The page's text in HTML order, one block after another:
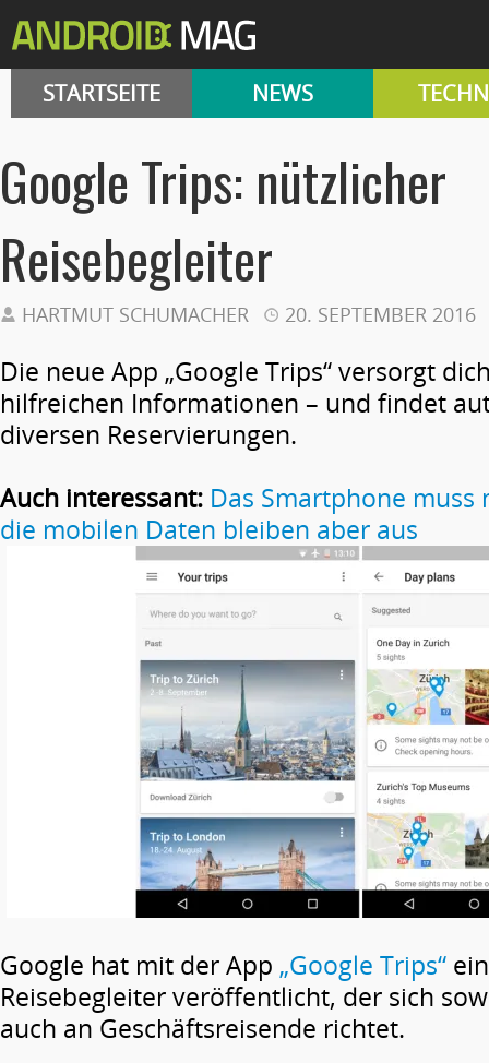
STARTSEITE NEWS
Google Trips: nützlicher
Reisebegleiter
HARTMUT SCHUMACHER 20. SEPTEMBER 2016
Die neue App „Google Trips“ versorgt
hilfreichen Informationen – und findet
diversen Reservierungen.
Auch interessant: Das Smartphone
die mobilen Daten bleiben aber aus
Google hat mit der App „Google Trips“
Reisebegleiter veröffentlicht, der sich
auch an Geschäftsreisende richtet.